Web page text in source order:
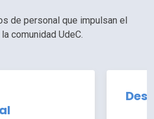
de personal que impulsan el
comunidad UdeC.